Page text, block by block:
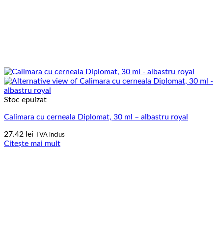
Stoc epuizat
Calimara cu cerneala Diplomat, 30 ml – albastru royal
27.42 lei TVA inclus
Citește mai mult